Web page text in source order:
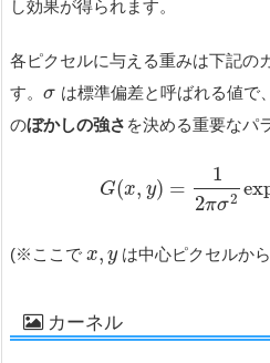
し効果が得られます。
各ピクセルに与える重みは下記の
す。 σ は標準偏差と呼ばれる値で
のぼかしの強さ を決める重要なパ
G(x, y) =
1
2πσ2
(※ここで x, yは中心ピクセルか
カーネル